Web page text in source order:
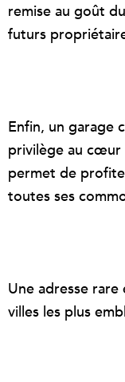
remise au goût
futurs
Enfin, un garage
privilège au cœur
permet de
toutes ses
Une adresse
villes les plus